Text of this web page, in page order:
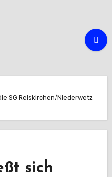
SG Reiskirchen/Niederwetz
sich